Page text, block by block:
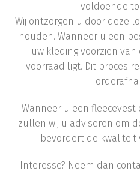
voldoende
Wij ontzorgen u door deze
houden. Wanneer u een
uw kleding voorzien
voorraad ligt. Dit proces
Wanneer u een fleecevest
zullen wij u adviseren om
bevordert de kwaliteit
Interesse? Neem dan